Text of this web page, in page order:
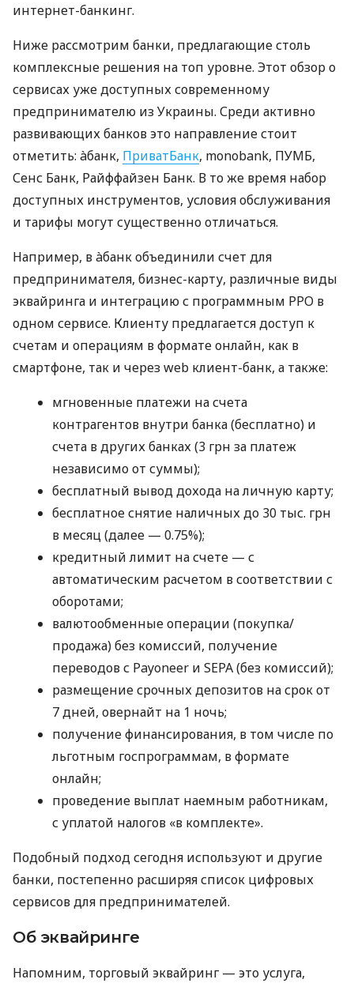
интернет-банкинг.
Ниже рассмотрим банки, предлагающие столь
комплексные решения на топ уровне. Этот обзор о
сервисах уже доступных современному
предпринимателю из Украины. Среди активно
развивающих банков это направление стоит
отметить: àбанк, ПриватБанк, monobank, ПУМБ,
Сенс Банк, Райффайзен Банк. В то же время набор
доступных инструментов, условия обслуживания
и тарифы могут существенно отличаться.
Например, в àбанк объединили счет для
предпринимателя, бизнес-карту, различные виды
эквайринга и интеграцию с программным РРО в
одном сервисе. Клиенту предлагается доступ к
счетам и операциям в формате онлайн, как в
смартфоне, так и через web клиент-банк, а также:
мгновенные платежи на счета
контрагентов внутри банка (бесплатно) и
счета в других банках (3 грн за платеж
независимо от суммы);
бесплатный вывод дохода на личную карту;
бесплатное снятие наличных до 30 тыс. грн
в месяц (далее — 0.75%);
кредитный лимит на счете — с
автоматическим расчетом в соответствии с
оборотами;
валютообменные операции (покупка/
продажа) без комиссий, получение
переводов с Payoneer и SEPA (без комиссий);
размещение срочных депозитов на срок от
7 дней, овернайт на 1 ночь;
получение финансирования, в том числе по
льготным госпрограммам, в формате
онлайн;
проведение выплат наемным работникам,
с уплатой налогов «в комплекте».
Подобный подход сегодня используют и другие
банки, постепенно расширяя список цифровых
сервисов для предпринимателей.
Об эквайринге
Напомним, торговый эквайринг — это услуга,